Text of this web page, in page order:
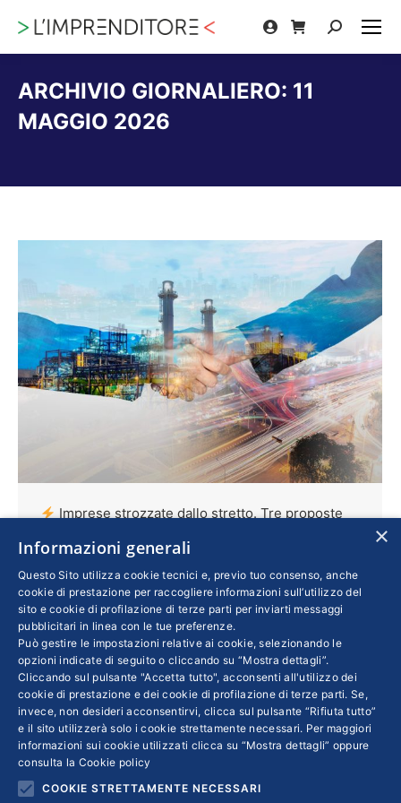
Cerca:
ARCHIVIO GIORNALIERO: 11
MAGGIO 2026
Imprese strozzate dallo stretto. Tre proposte
da Assolombarda per resistere a Hormuz
Imprese Di BARBARA POLIDORI
Cambiano le prospettive di crescita delle
imprese italiane, sottoposte allo shock
energetico e incerte sugli investimenti nel
lungo periodo. A risentirne è soprattutto il Pil
del Quadrilatero di Assolombarda, tra i
principali poli produttivi del Paese. Per il
presidente Alvise Biffi tre sono le direttive su
cui puntare: energia competitiva, accesso ai
mercati e capacità di innovare.
×
Informazioni generali
Questo Sito utilizza cookie tecnici e, previo tuo consenso, anche
cookie di prestazione per raccogliere informazioni sull’utilizzo del
sito e cookie di profilazione di terze parti per inviarti messaggi
pubblicitari in linea con le tue preferenze.
Può gestire le impostazioni relative ai cookie, selezionando le
opzioni indicate di seguito o cliccando su “Mostra dettagli”.
Cliccando sul pulsante "Accetta tutto", acconsenti all'utilizzo dei
cookie di prestazione e dei cookie di profilazione di terze parti. Se,
invece, non desideri acconsentirvi, clicca sul pulsante “Rifiuta tutto”
e il sito utilizzerà solo i cookie strettamente necessari. Per maggiori
informazioni sui cookie utilizzati clicca su “Mostra dettagli” oppure
consulta la Cookie policy
COOKIE STRETTAMENTE NECESSARI